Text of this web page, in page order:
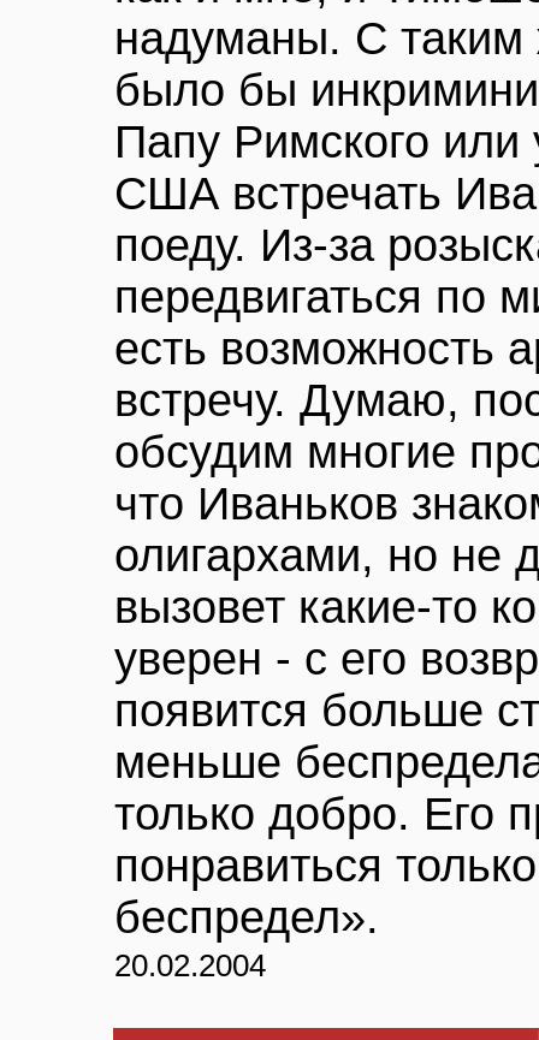
надуманы. С
было бы
Папу Римского
США встречать
поеду. Из-за
передвигаться по
есть возможность
встречу. Думаю,
обсудим многие
что Иваньков
олигархами, но не
вызовет какие-то
уверен - с его
появится больше
меньше
только добро. Его
понравиться
беспредел».
20.02.2004